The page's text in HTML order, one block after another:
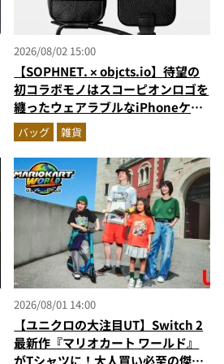
2026/08/02 15:00
【SOPHNET. × objcts.io】待望の
初コラボモノはスコーピオンロゴを
纏ったウェアラブルなiPhoneケー
ス！
バッグ 雑貨
2026/08/01 14:00
【ユニクロの大注目UT】Switch 2
最新作『マリオカート ワールド』